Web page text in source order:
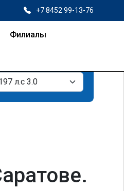
+7 8452 99-13-76
Филиалы